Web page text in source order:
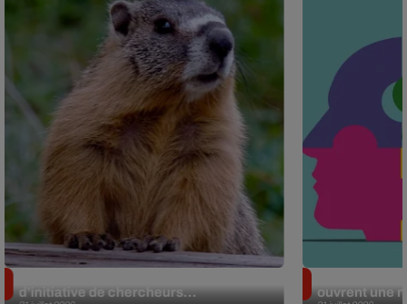
d’initiative de chercheurs...
ouvrent une